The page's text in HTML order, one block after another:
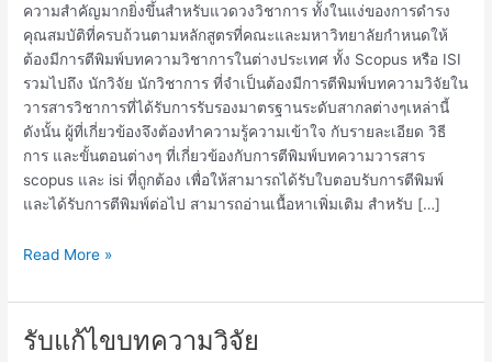
ความสำคัญมากยิ่งขึ้นสำหรับแวดวงวิชาการ ทั้งในแง่ของการดำรง
คุณสมบัติที่ครบถ้วนตามหลักสูตรที่คณะและมหาวิทยาลัยกำหนดให้
ต้องมีการตีพิมพ์บทความวิชาการในต่างประเทศ ทั้ง Scopus หรือ ISI
รวมไปถึง นักวิจัย นักวิชาการ ที่จำเป็นต้องมีการตีพิมพ์บทความวิจัยใน
วารสารวิชาการที่ได้รับการรับรองมาตรฐานระดับสากลต่างๆเหล่านี้
ดังนั้น ผู้ที่เกี่ยวข้องจึงต้องทำความรู้ความเข้าใจ กับรายละเอียด วิธี
การ และขั้นตอนต่างๆ ที่เกี่ยวข้องกับการตีพิมพ์บทความวารสาร
scopus และ isi ที่ถูกต้อง เพื่อให้สามารถได้รับใบตอบรับการตีพิมพ์
และได้รับการตีพิมพ์ต่อไป สามารถอ่านเนื้อหาเพิ่มเติม สำหรับ […]
Read More »
รับแก้ไขบทความวิจัย
รับ